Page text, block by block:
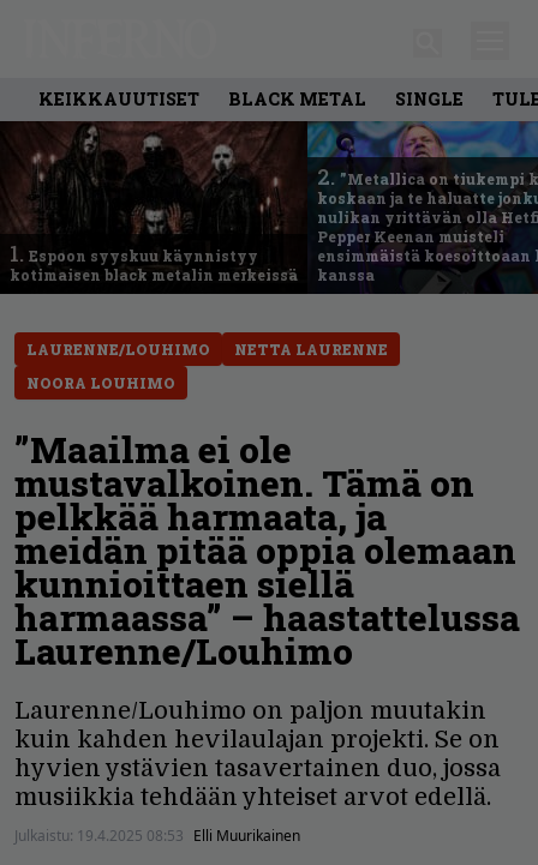
KEIKKAUUTISET BLACK METAL SINGLE
1. Espoon syyskuu käynnistyy
kotimaisen black metalin merkeissä
2. ”Metallica on tiukempi
koskaan ja te haluatte
nulikan yrittävän olla
Pepper Keenan muisteli
ensimmäistä
kanssa
LAURENNE/LOUHIMO
NETTA LAURENNE
NOORA LOUHIMO
”Maailma ei ole
mustavalkoinen. Tämä on
pelkkää harmaata, ja
meidän pitää oppia olemaan
kunnioittaen siellä
harmaassa” – haastattelussa
Laurenne/Louhimo
Laurenne/Louhimo on paljon muutakin
kuin kahden hevilaulajan projekti. Se on
hyvien ystävien tasavertainen duo, jossa
musiikkia tehdään yhteiset arvot edellä.
Julkaistu: 19.4.2025 08:53 Elli Muurikainen